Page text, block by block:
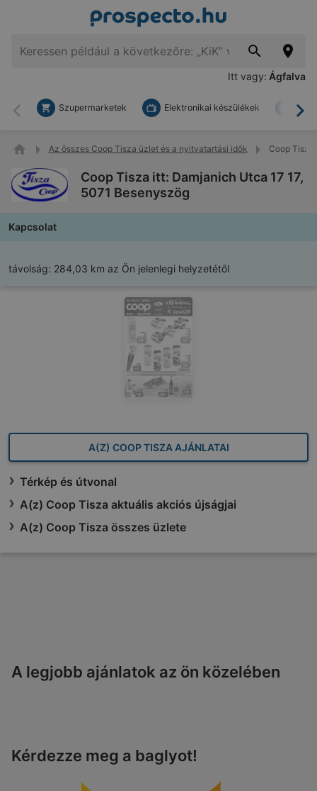
Itt vagy: Ágfalva
Vissza
Szupermarketek Elektronikai készülékek
Az összes Coop Tisza üzlet és a nyitvatartási idők Coop Tisza
Coop Tisza itt: Damjanich Utca 17 17,
5071 Besenyszög
Kapcsolat
távolság: 284,03 km az Ön jelenlegi helyzetétől
A(Z) COOP TISZA AJÁNLATAI
Térkép és útvonal
A(z) Coop Tisza aktuális akciós újságjai
A(z) Coop Tisza összes üzlete
A legjobb ajánlatok az ön közelében
Kérdezze meg a baglyot!